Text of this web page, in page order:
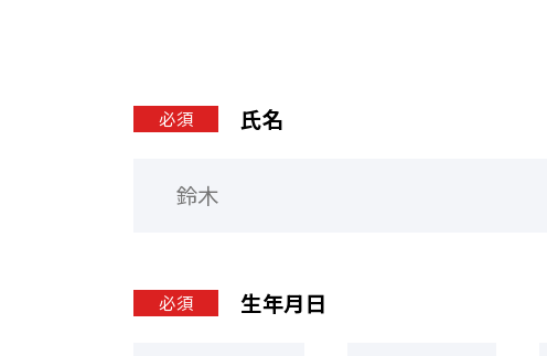
氏名
必須
生年月日
必須